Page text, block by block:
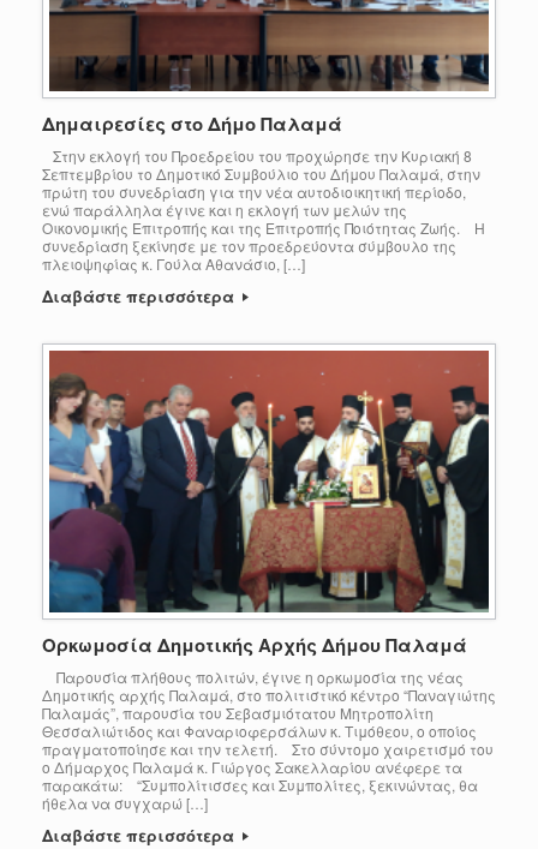
Δημαιρεσίες στο Δήμο Παλαμά
Στην εκλογή του Προεδρείου του προχώρησε την Κυριακή 8
Σεπτεμβρίου το Δημοτικό Συμβούλιο του Δήμου Παλαμά, στην
πρώτη του συνεδρίαση για την νέα αυτοδιοικητική περίοδο,
ενώ παράλληλα έγινε και η εκλογή των μελών της
Οικονομικής Επιτροπής και της Επιτροπής Ποιότητας Ζωής. Η
συνεδρίαση ξεκίνησε με τον προεδρεύοντα σύμβουλο της
πλειοψηφίας κ. Γούλα Αθανάσιο, […]
Διαβάστε περισσότερα
Ορκωμοσία Δημοτικής Αρχής Δήμου Παλαμά
Παρουσία πλήθους πολιτών, έγινε η ορκωμοσία της νέας
Δημοτικής αρχής Παλαμά, στο πολιτιστικό κέντρο “Παναγιώτης
Παλαμάς”, παρουσία του Σεβασμιότατου Μητροπολίτη
Θεσσαλιώτιδος και Φαναριοφερσάλων κ. Τιμόθεου, ο οποίος
πραγματοποίησε και την τελετή. Στο σύντομο χαιρετισμό του
ο Δήμαρχος Παλαμά κ. Γιώργος Σακελλαρίου ανέφερε τα
παρακάτω: “Συμπολίτισσες και Συμπολίτες, ξεκινώντας, θα
ήθελα να συγχαρώ […]
Διαβάστε περισσότερα